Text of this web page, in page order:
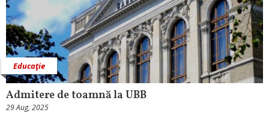
Educaţie
Admitere de toamnă la UBB
29 Aug, 2025